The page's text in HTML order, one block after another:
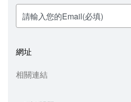
報名系統
線上報名查詢
研發處
秘書處出納組
文化藝術學系
健康管理與促進學系
網路選課
校園行事曆
消耗品申請
教室‧會議室預約系統
法令規章
政府公開資訊
網址
相關連結